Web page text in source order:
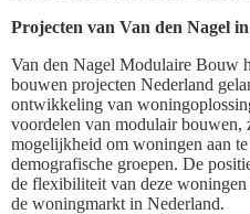
Projecten van Van den Nagel
Van den Nagel Modulaire Bouw
bouwen projecten Nederland
ontwikkeling van
voordelen van modulair bouwen,
mogelijkheid om woningen aan
demografische groepen. De
de flexibiliteit van deze
de woningmarkt in Nederland.